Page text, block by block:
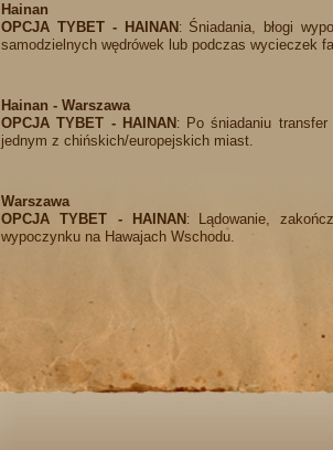
Hainan
OPCJA TYBET - HAINAN : Śniadania, błogi
samodzielnych wędrówek lub podczas wycieczek
Hainan - Warszawa
OPCJA TYBET - HAINAN : Po śniadaniu
jednym z chińskich/europejskich miast.
Warszawa
OPCJA TYBET - HAINAN :
Lądowanie,
wypoczynku na Hawajach Wschodu.